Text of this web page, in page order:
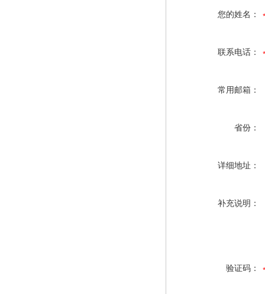
您的姓名：
联系电话：
常用邮箱：
省份：
详细地址：
补充说明：
验证码：